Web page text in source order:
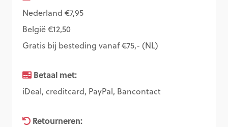
Nederland €7,95
België €12,50
Gratis bij besteding vanaf €75,- (NL)
Betaal met:
iDeal, creditcard, PayPal, Bancontact
Retourneren: